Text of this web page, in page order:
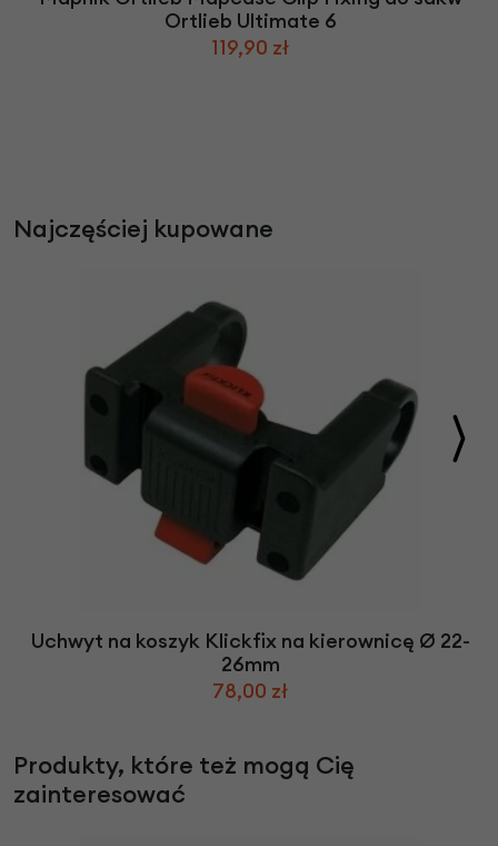
Ortlieb Ultimate 6
119,90 zł
Najczęściej kupowane
Uchwyt na koszyk Klickfix na kierownicę Ø 22-
26mm
78,00 zł
Produkty, które też mogą Cię
zainteresować